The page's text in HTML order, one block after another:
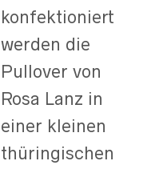
konfektioniert
werden die
Pullover von
Rosa Lanz in
einer kleinen
thüringischen